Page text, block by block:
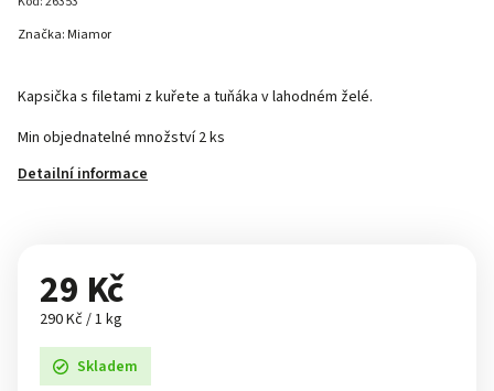
Kapsička s filetami z kuřete a tuňáka v lahodném želé.
Min objednatelné množství 2 ks
Detailní informace
Značka: Miamor
29 Kč
290 Kč / 1 kg
Skladem